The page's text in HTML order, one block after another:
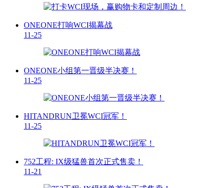
ONEONE打响WCI揭幕战
11-25
ONEONE小组第一晋级半决赛！
11-25
HITANDRUN卫冕WCI冠军！
11-25
752工程: IX级猛兽首次正式售卖！
11-21